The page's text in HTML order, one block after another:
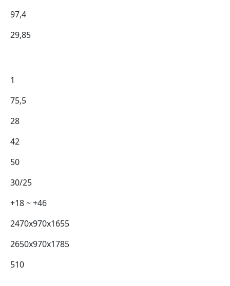
97,4
29,85
1
75,5
28
42
50
30/25
+18 ~ +46
2470х970х1655
2650х970х1785
510